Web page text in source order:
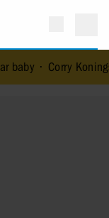
baby• Corry Konings